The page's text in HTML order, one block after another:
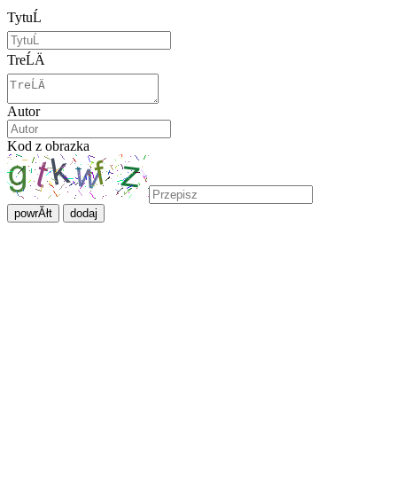
TytuĹ
TreĹÄ
Autor
Kod z obrazka